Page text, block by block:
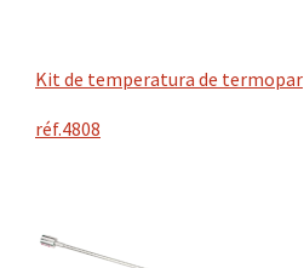
Kit de temperatura de termopar
réf.4808